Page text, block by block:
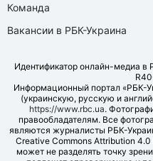
Команда
Вакансии в РБК-Украина
Идентификатор онлайн-медиа
Информационный портал «РБК-
(украинскую, русскую и
https://www.rbc.ua.
правообладателям. Все
являются журналисты РБК-
Creative Commons Attribution
может не разделять точку